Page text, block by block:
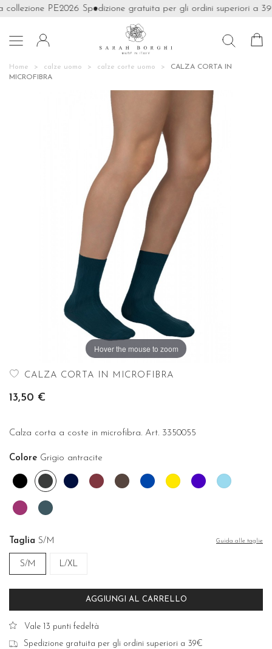
PE2026 Spedizione gratuita per gli ordini superiori a 39€

Home calze uomo calze corte uomo
CALZA CORTA IN
MICROFIBRA
Hover the mouse to zoom
CALZA CORTA IN MICROFIBRA
13,50 €
Calza corta a coste in microfibra. Art. 3350055
Colore Grigio antracite
Nero
Grigio
antracite
Blu BorgognaCioccolatoCobaltoGirasoleIndacoOnda
OrchideaOttanio
Taglia S/M Guida alle taglie
S/M L/XL
AGGIUNGI AL CARRELLO
Vale 13 punti fedeltà
Spedizione gratuita per gli ordini superiori a 39€